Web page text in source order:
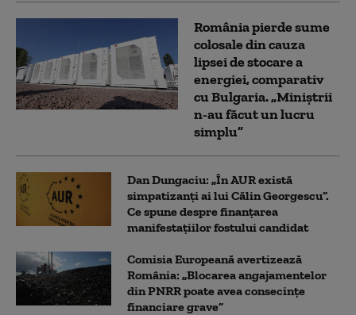
România pierde sume
colosale din cauza
lipsei de stocare a
energiei, comparativ
cu Bulgaria. „Miniștrii
n-au făcut un lucru
simplu”
Dan Dungaciu: „În AUR există
simpatizanți ai lui Călin Georgescu”.
Ce spune despre finanțarea
manifestațiilor fostului candidat
Comisia Europeană avertizează
România: „Blocarea angajamentelor
din PNRR poate avea consecințe
financiare grave”